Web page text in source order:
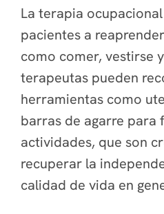
La terapia
pacientes a
como comer, vestirse
terapeutas pueden
herramientas como
barras de agarre para
actividades, que son
recuperar la
calidad de vida en